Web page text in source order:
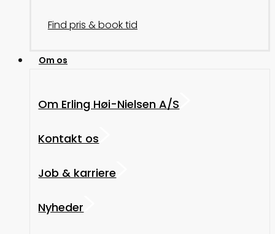
Find pris & book tid
Om os
Om Erling Høi-Nielsen A/S
Kontakt os
Job & karriere
Nyheder